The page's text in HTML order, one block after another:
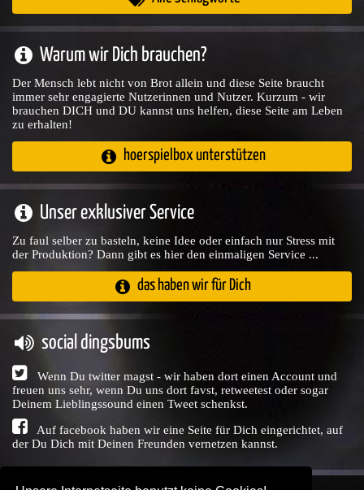
Warum wir Dich brauchen?
Der Mensch lebt nicht von Brot allein und diese Seite braucht
immer sehr engagierte Nutzerinnen und Nutzer. Kurzum - wir
brauchen DICH und DU kannst uns helfen, diese Seite am Leben
zu erhalten!
hoerspielbox unterstützen
Unser exklusiver Service
Zu faul selber zu basteln, keine Idee oder einfach nur Stress mit
der Produktion? Dann gibt es hier den einmaligen Service ...
das haben wir für Dich
social dingsbums
Wenn Du twitter magst - wir haben dort einen Account und
freuen uns sehr, wenn Du uns dort favst, retweetest oder sogar
Deinem Lieblingssound einen Tweet schenkst.
Auf facebook haben wir eine Seite für Dich eingerichtet, auf
der Du Dich mit Deinen Freunden vernetzen kannst.